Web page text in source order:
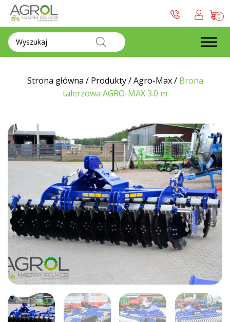
0
Wyszukiwarka
produktów
Strona główna / Produkty/Agro-Max/ Brona
talerzowa AGRO-MAX 3.0 m